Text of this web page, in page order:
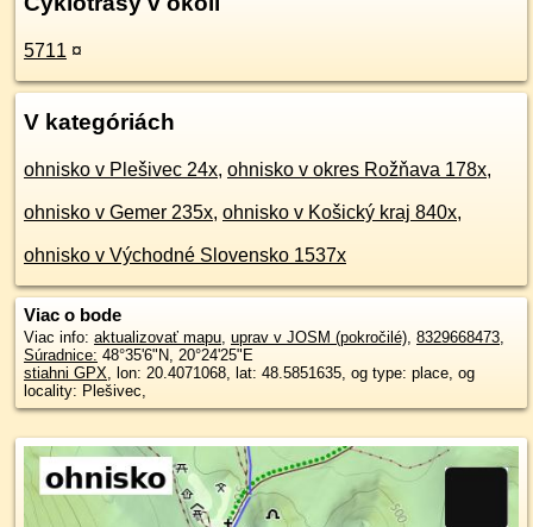
5711 ¤
V kategóriách
ohnisko v Plešivec 24x, ohnisko v okres Rožňava 178x,
ohnisko v Gemer 235x, ohnisko v Košický kraj 840x,
ohnisko v Východné Slovensko 1537x
Viac o bode
Viac info: aktualizovať mapu, uprav v JOSM (pokročilé), 8329668473,
Súradnice: 48°35'6"N, 20°24'25"E
stiahni GPX, lon: 20.4071068, lat: 48.5851635, og type: place, og
locality: Plešivec,